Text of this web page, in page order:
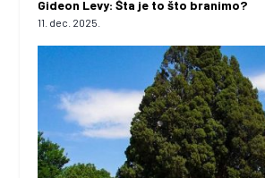
Gideon Levy: Šta je to što branimo?
11. dec. 2025.